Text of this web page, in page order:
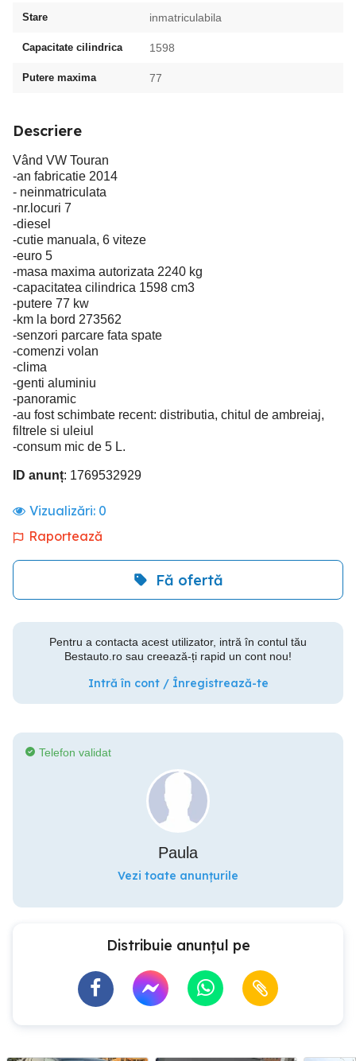
Stare inmatriculabila
Capacitate cilindrica 1598
Putere maxima 77
Descriere
Vând VW Touran
-an fabricatie 2014
- neinmatriculata
-nr.locuri 7
-diesel
-cutie manuala, 6 viteze
-euro 5
-masa maxima autorizata 2240 kg
-capacitatea cilindrica 1598 cm3
-putere 77 kw
-km la bord 273562
-senzori parcare fata spate
-comenzi volan
-clima
-genti aluminiu
-panoramic
-au fost schimbate recent: distributia, chitul de ambreiaj,
filtrele si uleiul
-consum mic de 5 L.
ID anunț: 1769532929
Vizualizări: 0
Raportează
Fă ofertă
Pentru a contacta acest utilizator, intră în contul tău
Bestauto.ro sau creează-ți rapid un cont nou!
Intră în cont / Înregistrează-te
Telefon validat
Paula
Vezi toate anunțurile
Distribuie anunțul pe